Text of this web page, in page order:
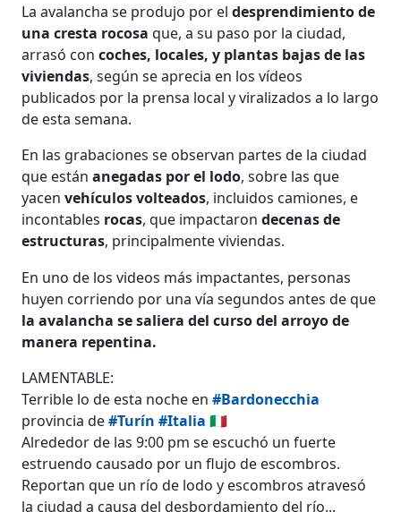
La avalancha se produjo por eldesprendimiento de
una cresta rocosa que, a su paso por la ciudad,
arrasó concoches, locales, y plantas bajas de las
viviendas, según se aprecia en los vídeos
publicados por la prensa local y viralizados a lo largo
de esta semana.
En las grabaciones se observan partes de la ciudad
que estánanegadas por el lodo, sobre las que
yacen vehículos volteados, incluidos camiones, e
incontables rocas, que impactarondecenas de
estructuras, principalmente viviendas.
En uno de los videos más impactantes, personas
huyen corriendo por una vía segundos antes de que
la avalancha se saliera del curso del arroyo de
manera repentina.
LAMENTABLE:
Terrible lo de esta noche en#Bardonecchia
provincia de#Turín #Italia 🇮🇹
Alrededor de las 9:00 pm se escuchó un fuerte
estruendo causado por un flujo de escombros.
Reportan que un río de lodo y escombros atravesó
la ciudad a causa del desbordamiento del río...